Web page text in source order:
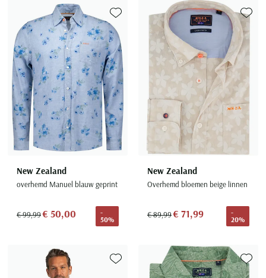
New Zealand
overhemd Manuel blauw geprint
€ 99,99€ 50,00
-
50%
Toevoegen aan favorieten
New Zealand
Overhemd bloemen beige linnen
€ 89,99€ 71,99
-
20%
Toevoegen aan favorieten